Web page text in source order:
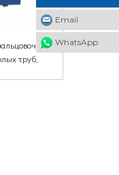
труб,
Email
WhatsApp